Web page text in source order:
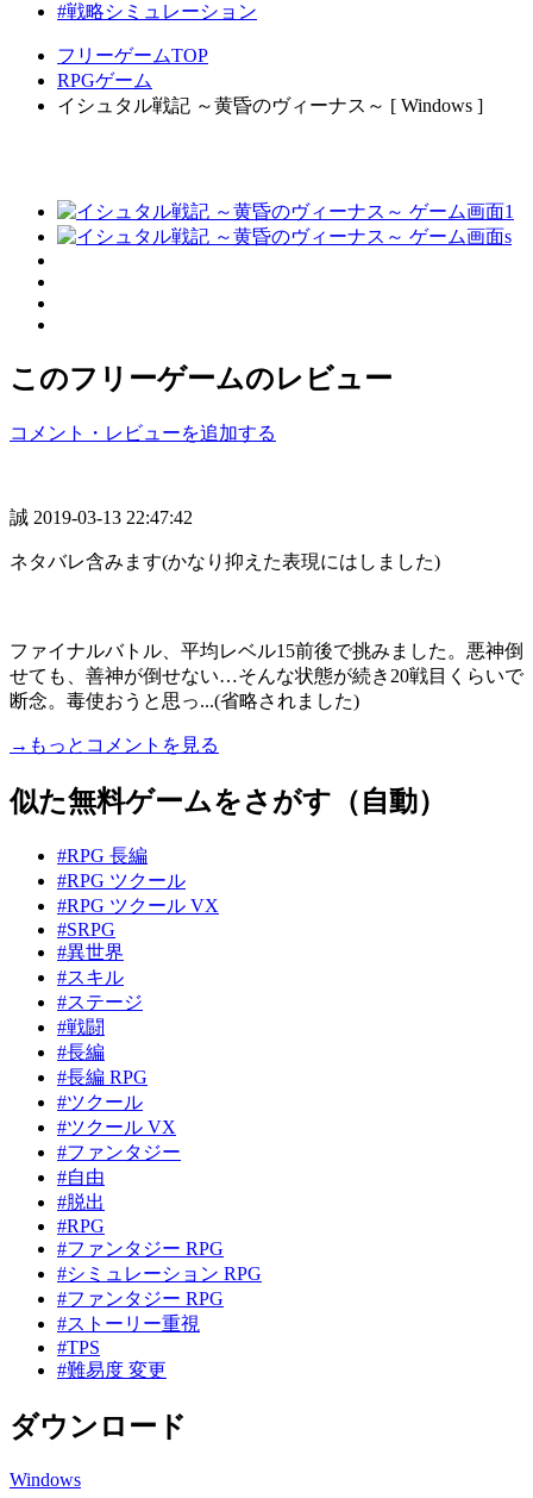
#戦略シミュレーション
フリーゲームTOP
RPGゲーム
イシュタル戦記 ～黄昏のヴィーナス～ [ Windows ]
このフリーゲームのレビュー
コメント・レビューを追加する
誠 2019-03-13 22:47:42
ネタバレ含みます(かなり抑えた表現にはしました)
ファイナルバトル、平均レベル15前後で挑みました。悪神倒
せても、善神が倒せない…そんな状態が続き20戦目くらいで
断念。毒使おうと思っ...(省略されました)
→もっとコメントを見る
似た無料ゲームをさがす（自動）
#RPG 長編
#RPG ツクール
#RPG ツクール VX
#SRPG
#異世界
#スキル
#ステージ
#戦闘
#長編
#長編 RPG
#ツクール
#ツクール VX
#ファンタジー
#自由
#脱出
#RPG
#ファンタジー RPG
#シミュレーション RPG
#ファンタジー RPG
#ストーリー重視
#TPS
#難易度 変更
ダウンロード
Windows